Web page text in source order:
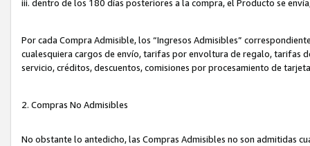
iii. dentro de los 180 días posteriores a la compra, el Producto se
Por cada Compra Admisible, los “Ingresos Admisibles”
cualesquiera cargos de envío, tarifas por envoltura de regalo, tarifas
servicio, créditos, descuentos, comisiones por procesamiento de
2. Compras No Admisibles
No obstante lo antedicho, las Compras Admisibles no son admitidas